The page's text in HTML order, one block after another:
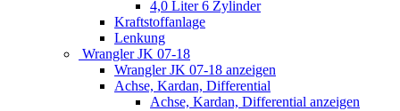
4,0 Liter 6 Zylinder
Kraftstoffanlage
Lenkung
Wrangler JK 07-18
Wrangler JK 07-18 anzeigen
Achse, Kardan, Differential
Achse, Kardan, Differential anzeigen